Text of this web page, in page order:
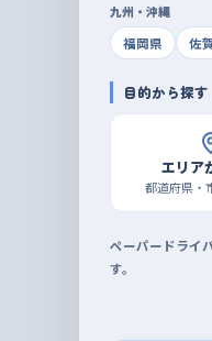
九州・沖縄
福岡県
佐
目的から探す
エリア
都道府県・
ペーパードライ
す。